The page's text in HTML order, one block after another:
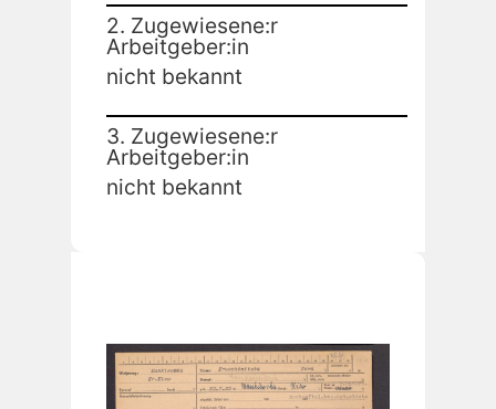
2. Zugewiesene:r
Arbeitgeber:in
nicht bekannt
3. Zugewiesene:r
Arbeitgeber:in
nicht bekannt